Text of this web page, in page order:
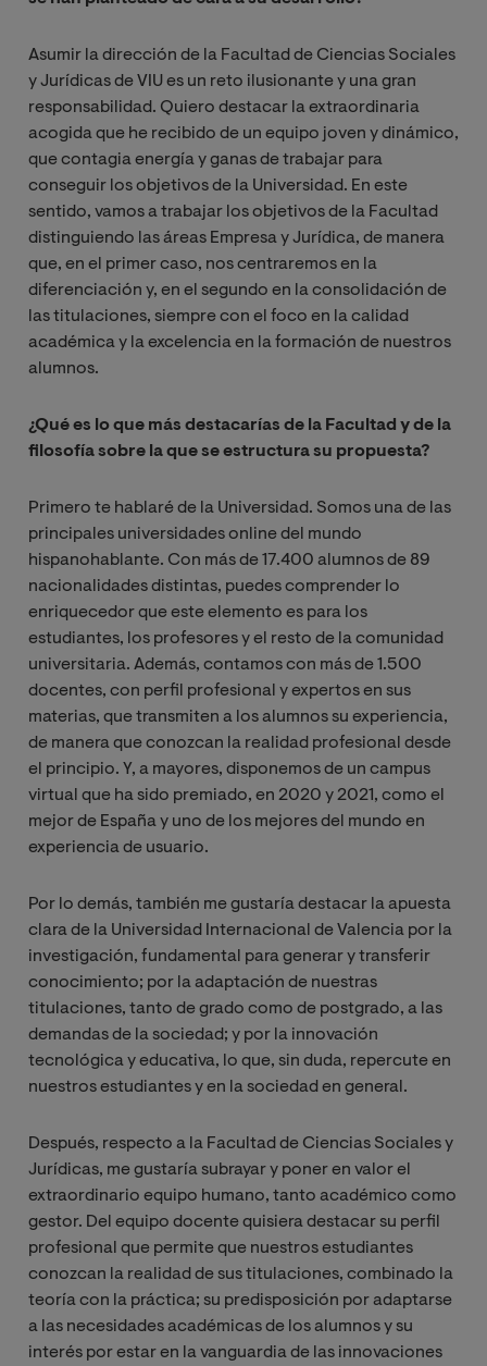
Asumir la dirección de la Facultad de Ciencias Sociales
y Jurídicas de VIU es un reto ilusionante y una gran
responsabilidad. Quiero destacar la extraordinaria
acogida que he recibido de un equipo joven y dinámico,
que contagia energía y ganas de trabajar para
conseguir los objetivos de la Universidad. En este
sentido, vamos a trabajar los objetivos de la Facultad
distinguiendo las áreas Empresa y Jurídica, de manera
que, en el primer caso, nos centraremos en la
diferenciación y, en el segundo en la consolidación de
las titulaciones, siempre con el foco en la calidad
académica y la excelencia en la formación de nuestros
alumnos.
¿Qué es lo que más destacarías de la Facultad y de la
filosofía sobre la que se estructura su propuesta?
Primero te hablaré de la Universidad. Somos una de las
principales universidades online del mundo
hispanohablante. Con más de 17.400 alumnos de 89
nacionalidades distintas, puedes comprender lo
enriquecedor que este elemento es para los
estudiantes, los profesores y el resto de la comunidad
universitaria. Además, contamos con más de 1.500
docentes, con perfil profesional y expertos en sus
materias, que transmiten a los alumnos su experiencia,
de manera que conozcan la realidad profesional desde
el principio. Y, a mayores, disponemos de un campus
virtual que ha sido premiado, en 2020 y 2021, como el
mejor de España y uno de los mejores del mundo en
experiencia de usuario.
Por lo demás, también me gustaría destacar la apuesta
clara de la Universidad Internacional de Valencia por la
investigación, fundamental para generar y transferir
conocimiento; por la adaptación de nuestras
titulaciones, tanto de grado como de postgrado, a las
demandas de la sociedad; y por la innovación
tecnológica y educativa, lo que, sin duda, repercute en
nuestros estudiantes y en la sociedad en general.
Después, respecto a la Facultad de Ciencias Sociales y
Jurídicas, me gustaría subrayar y poner en valor el
extraordinario equipo humano, tanto académico como
gestor. Del equipo docente quisiera destacar su perfil
profesional que permite que nuestros estudiantes
conozcan la realidad de sus titulaciones, combinado la
teoría con la práctica; su predisposición por adaptarse
a las necesidades académicas de los alumnos y su
interés por estar en la vanguardia de las innovaciones